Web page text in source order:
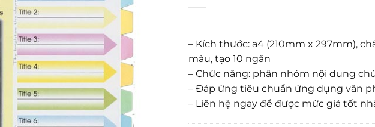
– Kích thước: a4 (210mm x 297mm),
màu, tạo 10 ngăn
– Chức năng: phân nhóm nội dung
– Đáp ứng tiêu chuẩn ứng dụng văn
– Liên hệ ngay để được mức giá tốt